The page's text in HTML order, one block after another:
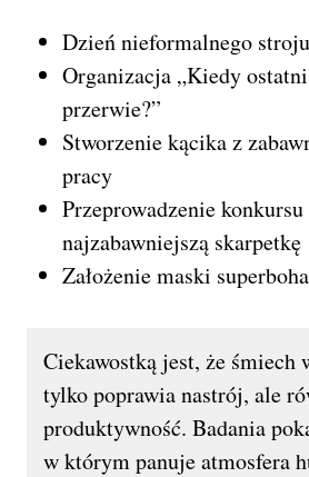
Dzień nieformalnego stroju
Organizacja „Kiedy
przerwie?”
Stworzenie kącika z
pracy
Przeprowadzenie konkursu
najzabawniejszą skarpetkę
Założenie maski
Ciekawostką jest, że śmiech
tylko poprawia nastrój, ale
produktywność. Badania
w którym panuje atmosfera